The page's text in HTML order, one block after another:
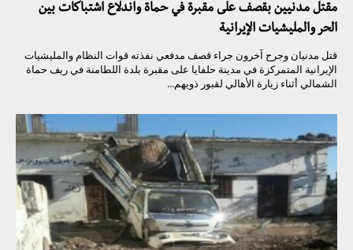
مقتل مدنيين بقصف على مقبرة في حماة واندلاع اشتباكات بين
الحر والمليشيات الإيرانية
قتل مدنيان وجرح آخرون جراء قصف مدفعي نفذته قوات النظام والمليشيات
الإيرانية المتمركزة في مدينة حلفايا على مقبرة بلدة اللطامنة في ريف حماة
الشمالي أثناء زيارة الأهالي لقبور ذويهم...